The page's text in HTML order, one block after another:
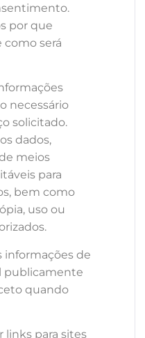
por que
será
necessário
solicitado.
dados,
meios
​​para
bem como
uso ou
informações de
publicamente
quando
links para sites